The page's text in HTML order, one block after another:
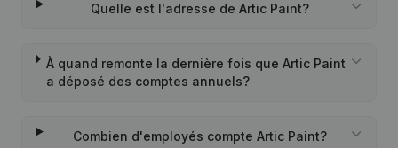
Quelle est l'adresse de Artic Paint?
À quand remonte la dernière fois que Artic Paint
a déposé des comptes annuels?
Combien d'employés compte Artic Paint?